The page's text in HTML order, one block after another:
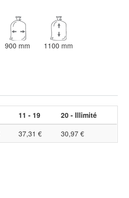
900 mm 1100 mm
11 - 19
20 - Illimité
37,31 € 30,97 €